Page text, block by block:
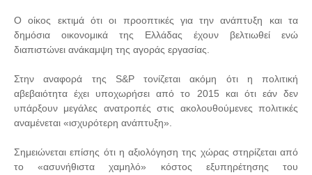
Ο οίκος εκτιμά ότι οι προοπτικές για την ανάπτυξη και τα
δημόσια οικονομικά της Ελλάδας έχουν βελτιωθεί ενώ
διαπιστώνει ανάκαμψη της αγοράς εργασίας.
Στην αναφορά της S&P τονίζεται ακόμη ότι η πολιτική
αβεβαιότητα έχει υποχωρήσει από το 2015 και ότι εάν δεν
υπάρξουν μεγάλες ανατροπές στις ακολουθούμενες πολιτικές
αναμένεται «ισχυρότερη ανάπτυξη».
Σημειώνεται επίσης ότι η αξιολόγηση της χώρας στηρίζεται από
το «ασυνήθιστα χαμηλό» κόστος εξυπηρέτησης του